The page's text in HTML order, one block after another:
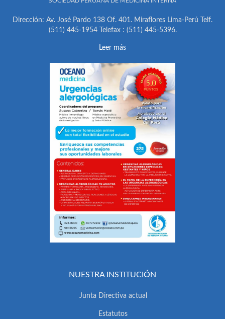
Dirección: Av. José Pardo 138 Of. 401. Miraflores Lima-Perú Telf.
(511) 445-1954 Telefax : (511) 445-5396.
Leer más
NUESTRA INSTITUCIÓN
Junta Directiva actual
Estatutos